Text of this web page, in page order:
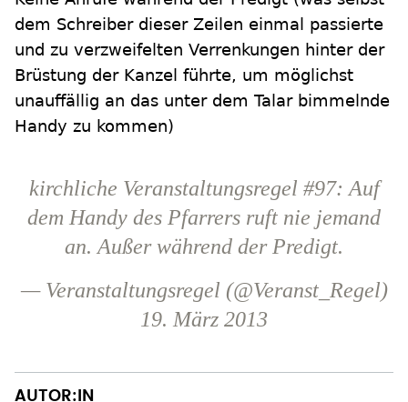
dem Schreiber dieser Zeilen einmal passierte
und zu verzweifelten Verrenkungen hinter der
Brüstung der Kanzel führte, um möglichst
unauffällig an das unter dem Talar bimmelnde
Handy zu kommen)
kirchliche Veranstaltungsregel #97: Auf
dem Handy des Pfarrers ruft nie jemand
an. Außer während der Predigt.
— Veranstaltungsregel (@Veranst_Regel)
19. März 2013
AUTOR:IN